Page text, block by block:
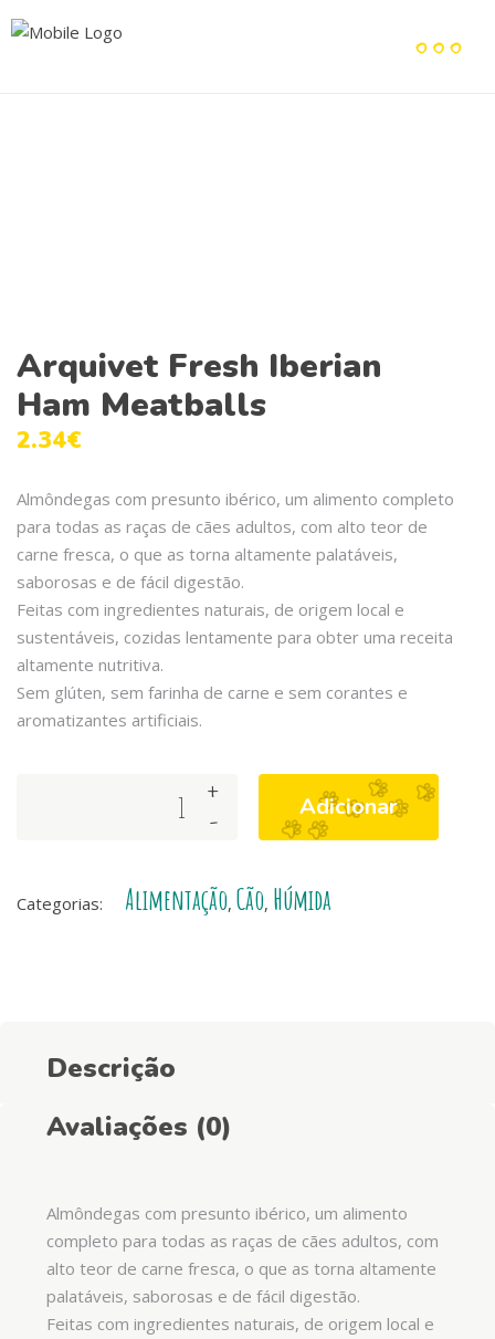
Arquivet Fresh Iberian
Ham Meatballs
2.34€
Almôndegas com presunto ibérico, um alimento completo
para todas as raças de cães adultos, com alto teor de
carne fresca, o que as torna altamente palatáveis,
saborosas e de fácil digestão.
Feitas com ingredientes naturais, de origem local e
sustentáveis, cozidas lentamente para obter uma receita
altamente nutritiva.
Sem glúten, sem farinha de carne e sem corantes e
aromatizantes artificiais.
Meatballs
-
+ Adicionar
Categorias: Alimentação, Cão, Húmida
Descrição
Avaliações (0)
Almôndegas com presunto ibérico, um alimento
completo para todas as raças de cães adultos, com
alto teor de carne fresca, o que as torna altamente
palatáveis, saborosas e de fácil digestão.
Feitas com ingredientes naturais, de origem local e